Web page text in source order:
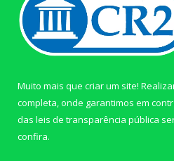
Muito mais que criar um site!
completa, onde garantimos em
das leis de transparência pública
confira.